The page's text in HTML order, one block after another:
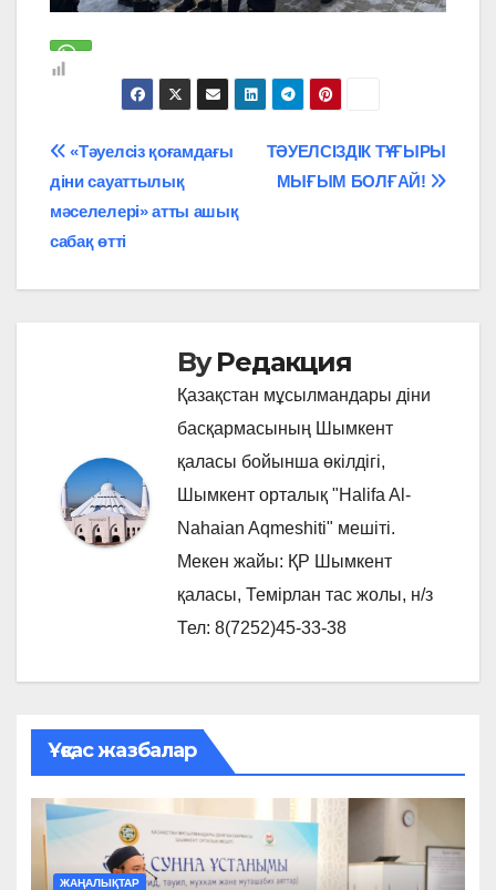
Навигация
по
записям
ТӘУЕЛСІЗДІК ТҰҒЫРЫ
МЫҒЫМ БОЛҒАЙ!
«Тәуелсіз қоғамдағы
діни сауаттылық
мәселелері» атты ашық
сабақ өтті
ByРедакция
Қазақстан мұсылмандары діни
басқармасының Шымкент
қаласы бойынша өкілдігі,
Шымкент орталық "Halifa Al-
Nahaian Aqmeshiti" мешіті.
Мекен жайы: ҚР Шымкент
қаласы, Темірлан тас жолы, н/з
Тел: 8(7252)45-33-38
Ұқсас жазбалар
ЖАҢАЛЫҚТАР